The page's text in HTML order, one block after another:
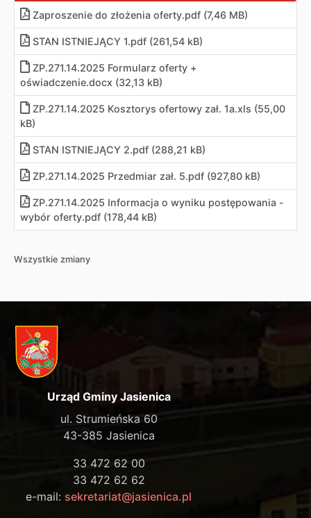
Zaproszenie do złożenia oferty.pdf (7,46 MB)
STAN ISTNIEJĄCY 1.pdf (261,54 kB)
ZP.271.14.2025 Formularz oferty +
oświadczenie.docx (32,13 kB)
ZP.271.14.2025 Kosztorys ofertowy zał. 1a.xls (55,00
kB)
STAN ISTNIEJĄCY 2.pdf (288,21 kB)
ZP.271.14.2025 Przedmiar zał. 5.pdf (927,80 kB)
ZP.271.14.2025 Informacja o wyniku postępowania -
wybór oferty.pdf (178,44 kB)
Wszystkie zmiany
Urząd Gminy Jasienica
ul. Strumieńska 60
43-385 Jasienica
33 472 62 00
33 472 62 62
e-mail: sekretariat@jasienica.pl